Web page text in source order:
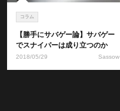
コラム
【勝手にサバゲー論】サバゲー
でスナイパーは成り立つのか
2018/05/29 Sassow